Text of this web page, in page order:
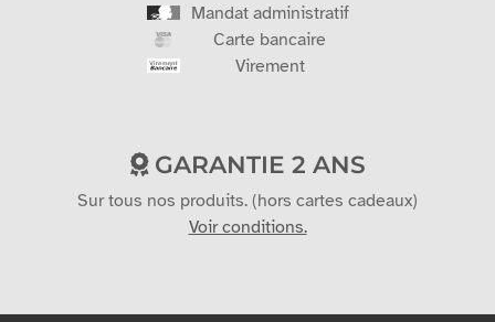
Mandat administratif
Carte bancaire
Virement
GARANTIE 2 ANS
Sur tous nos produits. (hors cartes cadeaux)
Voir conditions.